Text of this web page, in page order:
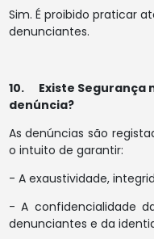
Sim. É proibido praticar
denunciantes.
10. Existe Segurança
denúncia?
As denúncias são
o intuito de garantir:
- A exaustividade,
- A confidencialidade
denunciantes e da